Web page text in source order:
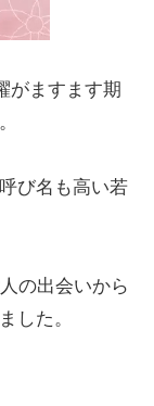
がますます期
び名も高い若
の出会いから
した。